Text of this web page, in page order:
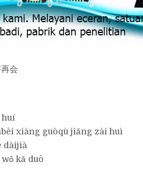
会
huí
xiàng guòqù jiǎng zài huì
dàijià
kǎ duō